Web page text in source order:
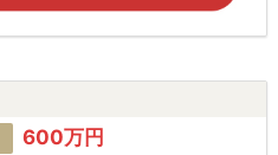
600万円